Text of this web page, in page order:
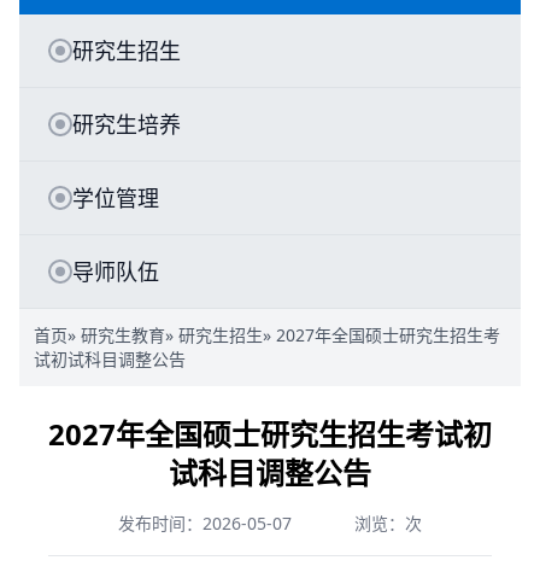
研究生招生
研究生培养
学位管理
导师队伍
首页» 研究生教育» 研究生招生» 2027年全国硕士研究生招生考
试初试科目调整公告
2027年全国硕士研究生招生考试初
试科目调整公告
发布时间：2026-05-07 浏览： 次